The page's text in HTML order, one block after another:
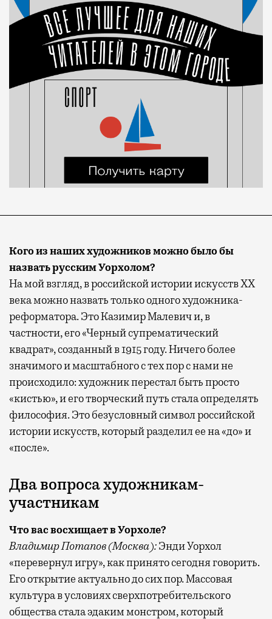
Кого из наших художников можно было бы
назвать русским Уорхолом?
На мой взгляд, в российской истории искусств XX
века можно назвать только одного художника-
реформатора. Это Казимир Малевич и, в
частности, его «Черный супрематический
квадрат», созданный в 1915 году. Ничего более
значимого и масштабного с тех пор с нами не
происходило: художник перестал быть просто
«кистью», и его творческий путь стала определять
философия. Это безусловный символ российской
истории искусств, который разделил ее на «до» и
«после».
Два вопроса художникам-
участникам
Что вас восхищает в Уорхоле?
Владимир Потапов (Москва):Энди Уорхол
«перевернул игру», как принято сегодня говорить.
Его открытие актуально до сих пор. Массовая
культура в условиях сверхпотребительского
общества стала эдаким монстром, который